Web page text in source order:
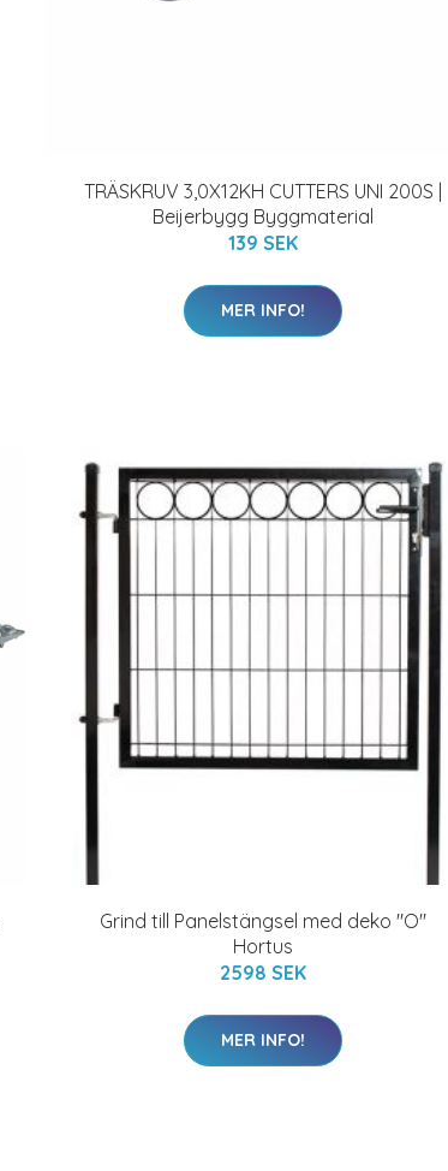
TRÄSKRUV 3,0X12KH CUTTERS UNI 200S |
Beijerbygg Byggmaterial
139 SEK
MER INFO!
Grind till Panelstängsel med deko "O"
Hortus
2598 SEK
MER INFO!